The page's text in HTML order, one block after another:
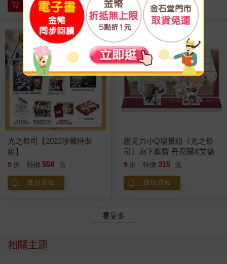
加入購物車 停售
光之祭司【2023珍藏特裝
組】
9 折 特價 558 元
貨到通知
壓克力小Q場景組《光之祭
司》廊下獻寶 丹尼爾&艾德
9 折 特價 315 元
貨到通知
看更多
相關主題